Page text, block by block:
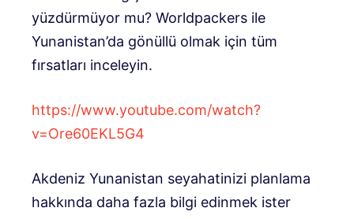
yüzdürmüyor mu? Worldpackers ile
Yunanistan’da gönüllü olmak için tüm
fırsatları inceleyin.
https://www.youtube.com/watch?
v=Ore60EKL5G4
Akdeniz Yunanistan seyahatinizi planlama
hakkında daha fazla bilgi edinmek ister